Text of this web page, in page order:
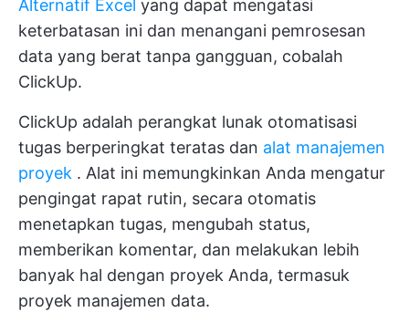
Alternatif Excel yang dapat mengatasi
keterbatasan ini dan menangani pemrosesan
data yang berat tanpa gangguan, cobalah
ClickUp.
ClickUp adalah perangkat lunak otomatisasi
tugas berperingkat teratas dan alat manajemen
proyek . Alat ini memungkinkan Anda mengatur
pengingat rapat rutin, secara otomatis
menetapkan tugas, mengubah status,
memberikan komentar, dan melakukan lebih
banyak hal dengan proyek Anda, termasuk
proyek manajemen data.